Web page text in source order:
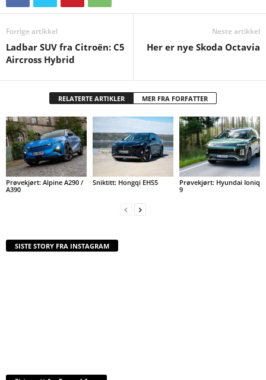
Forrige artikkel
Ladbar SUV fra Citroën: C5
Aircross Hybrid
Neste artikkel
Her er nye Skoda Octavia
RELATERTE ARTIKLER MER FRA FORFATTER
Prøvekjørt: Alpine A290 /
A390
Sniktitt: Hongqi EHS5
Prøvekjørt: Hyundai Ioniq
9
SISTE STORY FRA INSTAGRAM